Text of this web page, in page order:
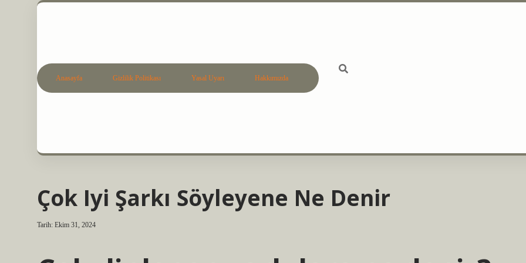
Anasayfa Gizlilik Politikası Yasal Uyarı Hakkımızda
Çok Iyi Şarkı Söyleyene Ne Denir
Tarih: Ekim 31, 2024